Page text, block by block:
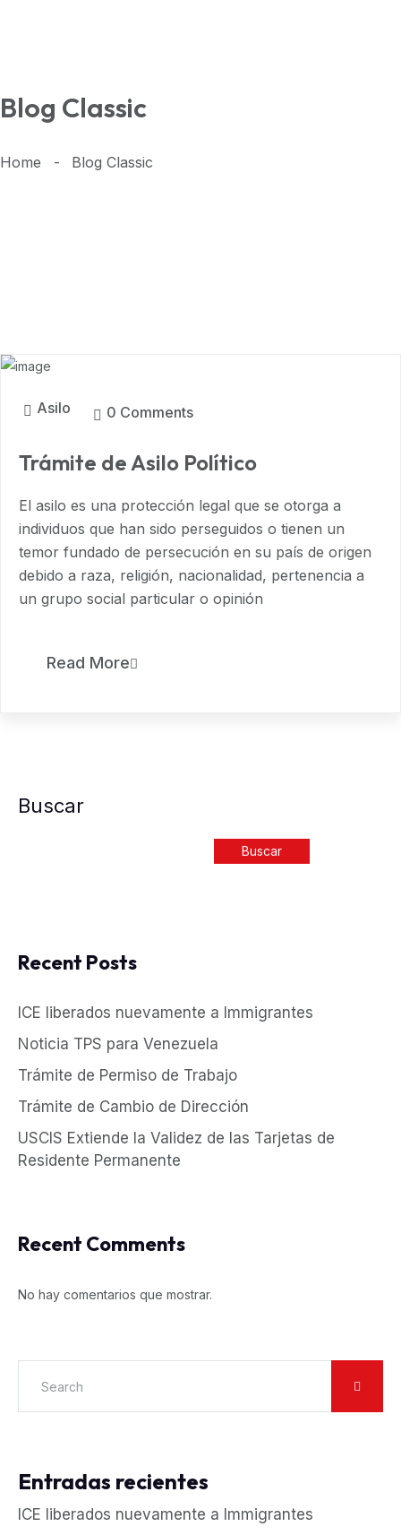
Blog Classic
Home Blog Classic
Asilo 0 Comments
Trámite de Asilo Político
El asilo es una protección legal que se otorga a
individuos que han sido perseguidos o tienen un
temor fundado de persecución en su país de origen
debido a raza, religión, nacionalidad, pertenencia a
un grupo social particular o opinión
Read More
Buscar
Buscar
Recent Posts
ICE liberados nuevamente a Immigrantes
Noticia TPS para Venezuela
Trámite de Permiso de Trabajo
Trámite de Cambio de Dirección
USCIS Extiende la Validez de las Tarjetas de
Residente Permanente
Recent Comments
No hay comentarios que mostrar.
Entradas recientes
ICE liberados nuevamente a Immigrantes